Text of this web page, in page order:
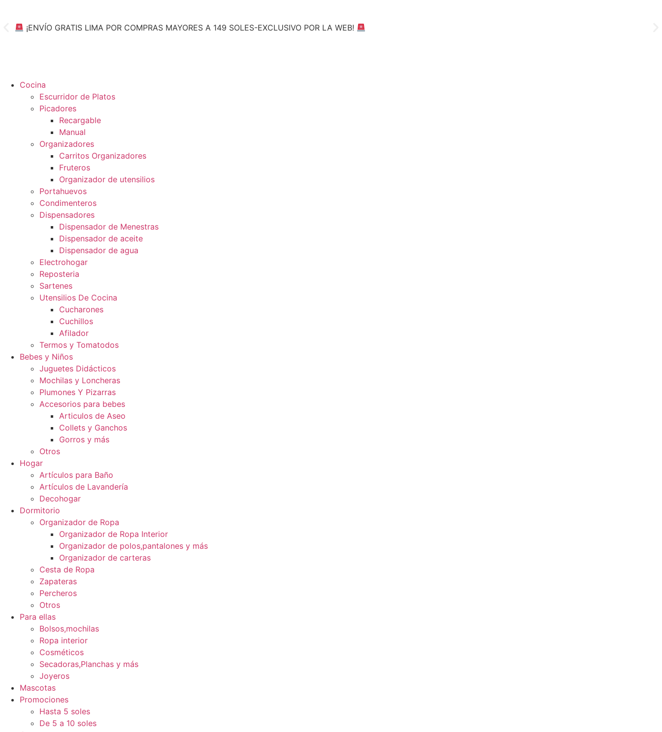
¡ENVÍO GRATIS LIMA POR COMPRAS MAYORES A 149 SOLES-EXCLUSIVO POR LA WEB!
Cocina
Escurridor de Platos
Picadores
Recargable
Manual
Organizadores
Carritos Organizadores
Fruteros
Organizador de utensilios
Portahuevos
Condimenteros
Dispensadores
Dispensador de Menestras
Dispensador de aceite
Dispensador de agua
Electrohogar
Reposteria
Sartenes
Utensilios De Cocina
Cucharones
Cuchillos
Afilador
Termos y Tomatodos
Bebes y Niños
Juguetes Didácticos
Mochilas y Loncheras
Plumones Y Pizarras
Accesorios para bebes
Articulos de Aseo
Collets y Ganchos
Gorros y más
Otros
Hogar
Artículos para Baño
Artículos de Lavandería
Decohogar
Dormitorio
Organizador de Ropa
Organizador de Ropa Interior
Organizador de polos,pantalones y más
Organizador de carteras
Cesta de Ropa
Zapateras
Percheros
Otros
Para ellas
Bolsos,mochilas
Ropa interior
Cosméticos
Secadoras,Planchas y más
Joyeros
Mascotas
Promociones
Hasta 5 soles
De 5 a 10 soles